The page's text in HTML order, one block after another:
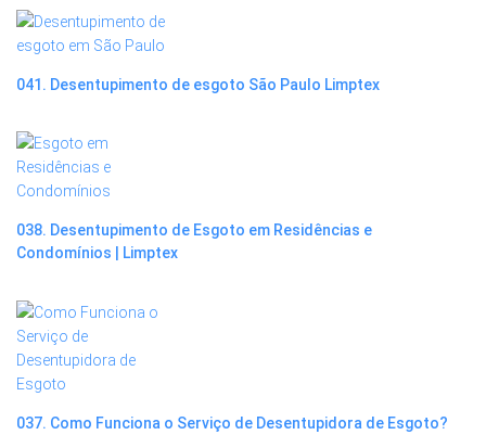
041. Desentupimento de esgoto São Paulo Limptex
038. Desentupimento de Esgoto em Residências e
Condomínios | Limptex
037. Como Funciona o Serviço de Desentupidora de Esgoto?